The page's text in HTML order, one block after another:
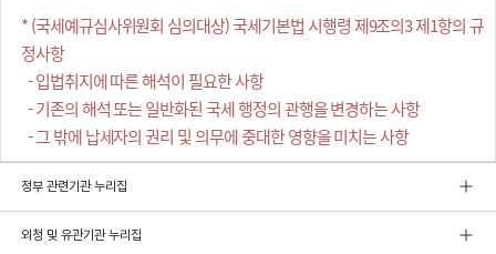
* (국세예규심사위원회 심의대상) 국세기본법 시행령 제9조의3 제1항의 규
정사항
- 입법취지에 따른 해석이 필요한 사항
- 기존의 해석 또는 일반화된 국세 행정의 관행을 변경하는 사항
- 그 밖에 납세자의 권리 및 의무에 중대한 영향을 미치는 사항
정부 관련기관 누리집
외청 및 유관기관 누리집